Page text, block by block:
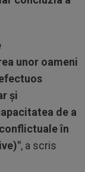
unor oameni
şi
de a
în
, a scris